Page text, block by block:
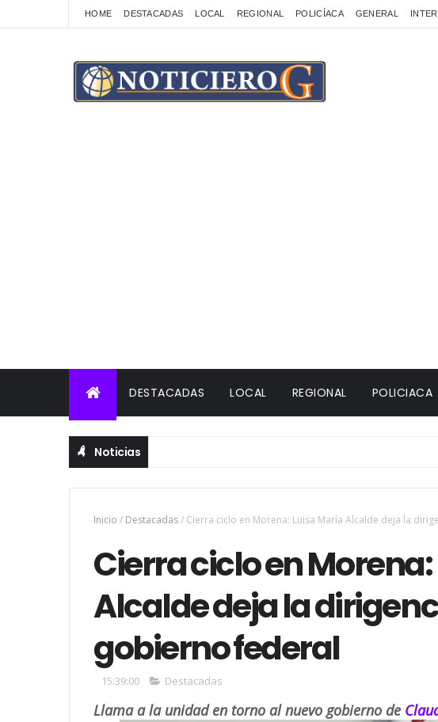
HOME DESTACADAS LOCAL REGIONAL POLICÍACA GENERAL
DESTACADAS LOCAL REGIONAL POLICIACA
Noticias
Inicio / Destacadas/ Cierra ciclo en Morena: Luisa María Alcalde deja la
Cierra ciclo en
Alcalde deja la
gobierno federal
15:39:00 Destacadas
Llama a la unidad en torno al nuevo gobierno de